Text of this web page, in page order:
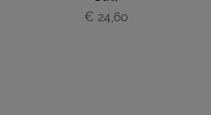
€ 24,60